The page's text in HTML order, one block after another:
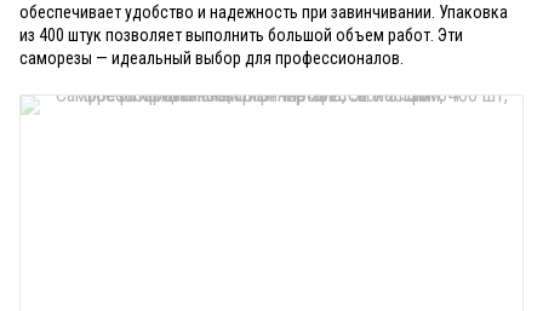
обеспечивает удобство и надежность при завинчивании. Упаковка
из 400 штук позволяет выполнить большой объем работ. Эти
саморезы — идеальный выбор для профессионалов.